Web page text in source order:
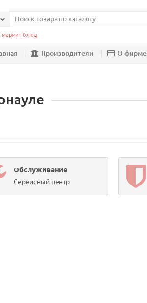
мармит блюд
Производители О фирме
Обслуживание
Сервисный центр